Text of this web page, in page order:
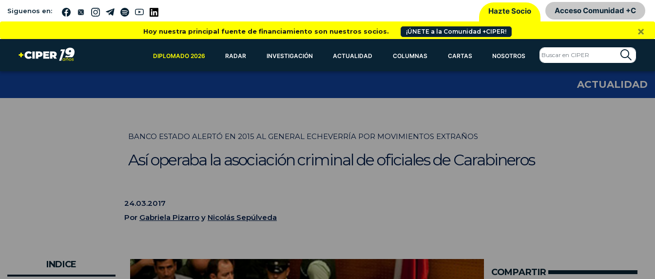
Siguenos en: Hazte Socio Acceso Comunidad +C
Hoy nuestra principal fuente de financiamiento son nuestros socios. ¡ÚNETE a la Comunidad +CIPER! ×
DIPLOMADO 2026 RADAR INVESTIGACIÓN ACTUALIDAD COLUMNAS CARTAS NOSOTROS
ACTUALIDAD
BANCO ESTADO ALERTÓ EN 2015 AL GENERAL ECHEVERRÍA POR MOVIMIENTOS EXTRAÑOS
Así operaba la asociación criminal de oficiales de Carabineros
24.03.2017
Por Gabriela Pizarro y Nicolás Sepúlveda
INDICE
COMPARTIR